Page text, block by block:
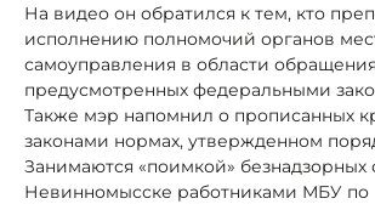
На видео он обратился к тем, кто
исполнению полномочий органов
самоуправления в области
предусмотренных федеральными
Также мэр напомнил о прописанных
законами нормах, утвержденном
Занимаются «поимкой» безнадзорных
Невинномысске работниками МБУ по